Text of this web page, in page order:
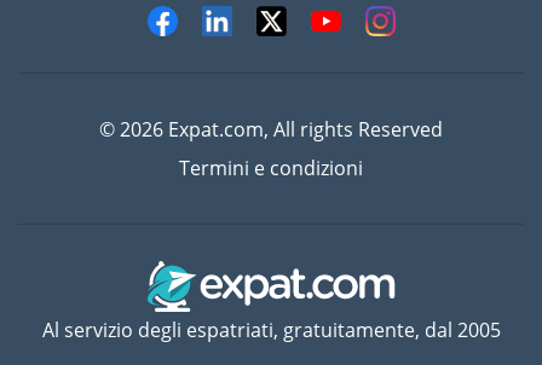
© 2026 Expat.com, All rights Reserved
Termini e condizioni
Al servizio degli espatriati, gratuitamente, dal 2005